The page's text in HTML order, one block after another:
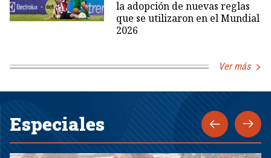
la adopción de nuevas reglas
que se utilizaron en el Mundial
2026
Ver más
Especiales